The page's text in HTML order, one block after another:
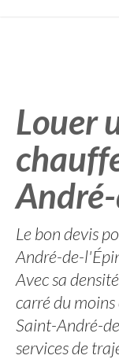
Louer
Le bon devis
André-de-
Avec sa
carré du
Saint-André-
services de